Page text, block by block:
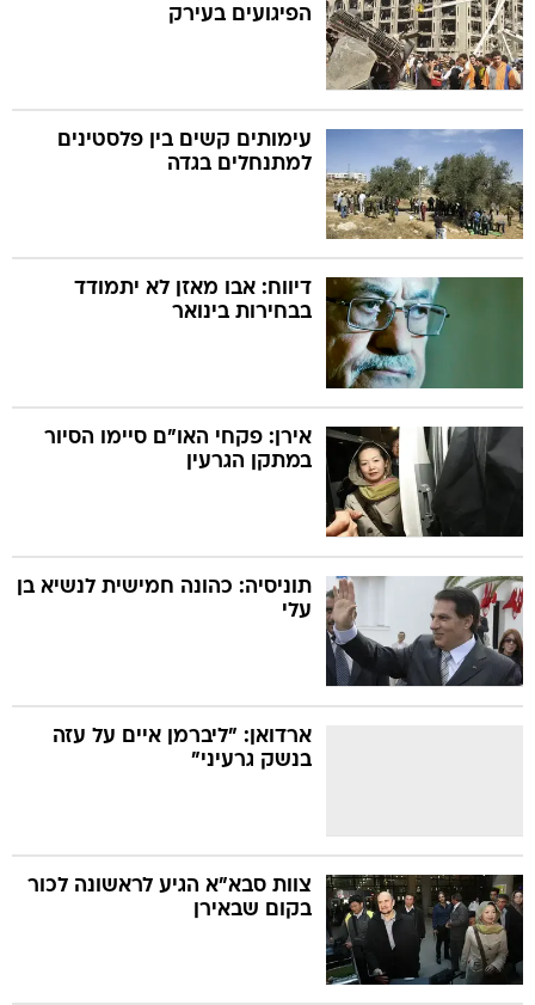
הפיגועים בעירק
עימותים קשים בין פלסטינים
למתנחלים בגדה
דיווח: אבו מאזן לא יתמודד
בבחירות בינואר
אירן: פקחי האו"ם סיימו הסיור
במתקן הגרעין
תוניסיה: כהונה חמישית לנשיא בן
עלי
ארדואן: "ליברמן איים על עזה
בנשק גרעיני"
צוות סבא"א הגיע לראשונה לכור
בקום שבאירן